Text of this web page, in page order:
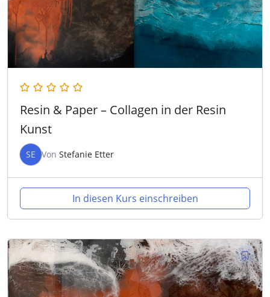
Resin & Paper – Collagen in der Resin
Kunst
SE Von Stefanie Etter
In diesen Kurs einschreiben